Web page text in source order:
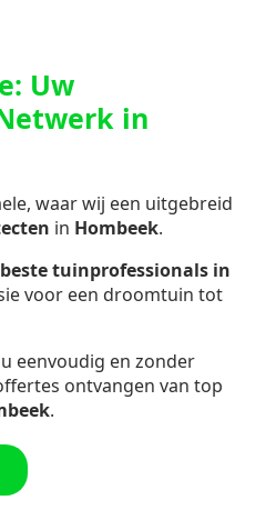
Uw
in
waar wij een uitgebreid
in Hombeek.
tuinprofessionals in
voor een droomtuin tot
eenvoudig en zonder
ontvangen van top
.